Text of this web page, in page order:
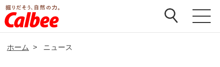
ホーム > ニュース